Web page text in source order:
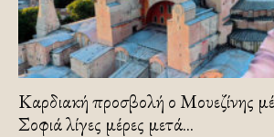
Καρδιακή προσβολή ο Μουεζίνης
Σοφιά λίγες μέρες μετά...